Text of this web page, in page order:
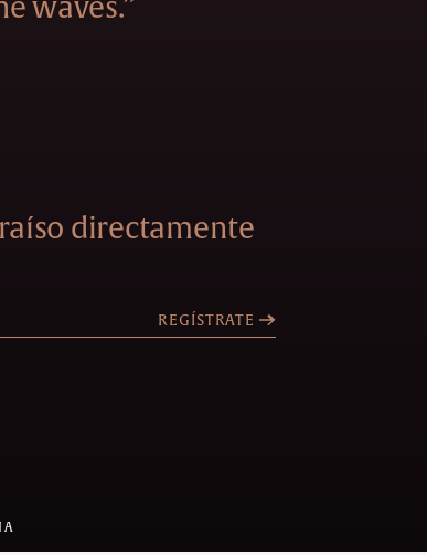
waves.”
directamente
REGÍSTRATE